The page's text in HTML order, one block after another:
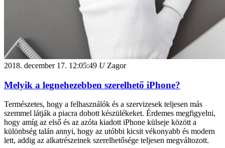
2018. december 17. 12:05:49 UZagor
Melyik a legnehezebben szerelhető iPhone?
Természetes, hogy a felhasználók és a szervizesek teljesen más
szemmel látják a piacra dobott készülékeket. Érdemes megfigyelni,
hogy amíg az első és az azóta kiadott iPhone külseje között a
különbség talán annyi, hogy az utóbbi kicsit vékonyabb és modern
lett, addig az alkatrészeinek szerelhetősége teljesen megváltozott.